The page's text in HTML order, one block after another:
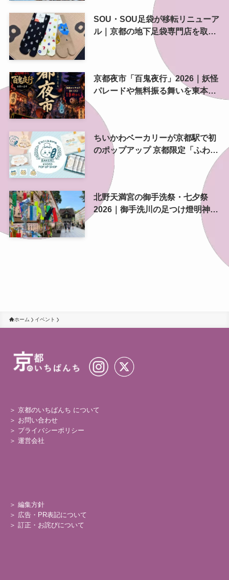
SOU・SOU足袋が移転リニューア
ル｜京都の地下足袋専門店を取
材、人気商品や京都土産も紹介
京都夜市「百鬼夜行」2026｜妖怪
パレードや無料振る舞いを東本願
ちいかわベーカリーが京都駅で初
のポップアップ 京都限定「ふわふ
わおたべキャラメル」も、8月13
日から
北野天満宮の御手洗祭・七夕祭
2026｜御手洗川の足つけ燈明神事
ホーム イベント
＞ 京都のいちばんち について
＞ お問い合わせ
＞ プライバシーポリシー
＞ 運営会社
＞ 編集方針
＞ 広告・PR表記について
＞ 訂正・お詫びについて